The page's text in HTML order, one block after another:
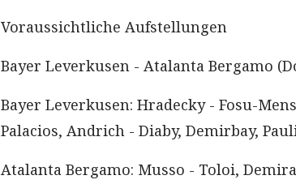
Voraussichtliche Aufstellungen
Bayer Leverkusen - Atalanta Bergamo
Bayer Leverkusen: Hradecky - Fosu-
Palacios, Andrich - Diaby, Demirbay,
Atalanta Bergamo: Musso - Toloi,